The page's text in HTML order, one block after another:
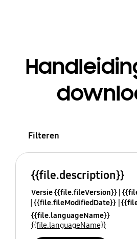
Filteren
{{file.description}}
Versie {{file.fileVersion}}
{{file.fileModifiedDate}}
{{file.languageName}}
{{file.languageName}}